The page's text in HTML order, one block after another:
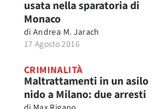
usata nella sparatoria di
Monaco
di Andrea M. Jarach
17 Agosto 2016
CRIMINALITÀ
Maltrattamenti in un asilo
nido a Milano: due arresti